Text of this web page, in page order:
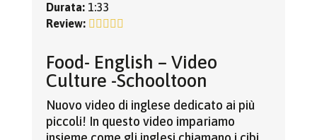
Durata:1:33
Review:
Food- English – Video
Culture -Schooltoon
Nuovo video di inglese dedicato ai più
piccoli! In questo video impariamo